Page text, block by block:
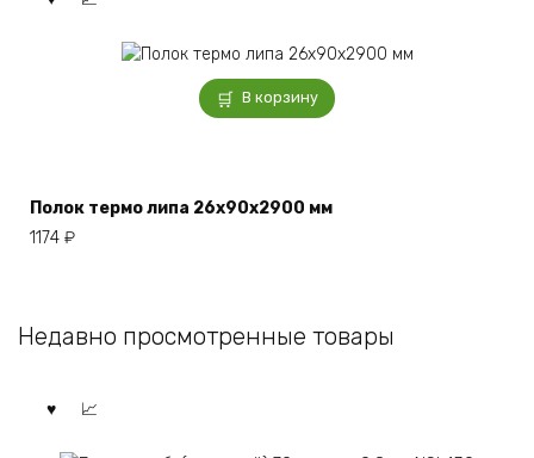
В корзину
Полок термо липа 26x90x2900 мм
1174 ₽
Недавно просмотренные товары